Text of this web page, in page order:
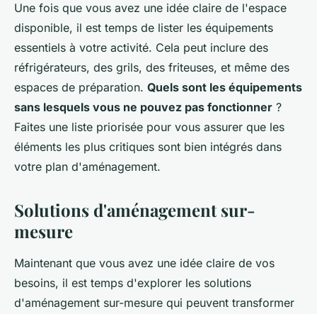
Une fois que vous avez une idée claire de l'espace
disponible, il est temps de lister les équipements
essentiels à votre activité. Cela peut inclure des
réfrigérateurs, des grils, des friteuses, et même des
espaces de préparation. Quels sont les équipements
sans lesquels vous ne pouvez pas fonctionner ?
Faites une liste priorisée pour vous assurer que les
éléments les plus critiques sont bien intégrés dans
votre plan d'aménagement.
Solutions d'aménagement sur-
mesure
Maintenant que vous avez une idée claire de vos
besoins, il est temps d'explorer les solutions
d'aménagement sur-mesure qui peuvent transformer